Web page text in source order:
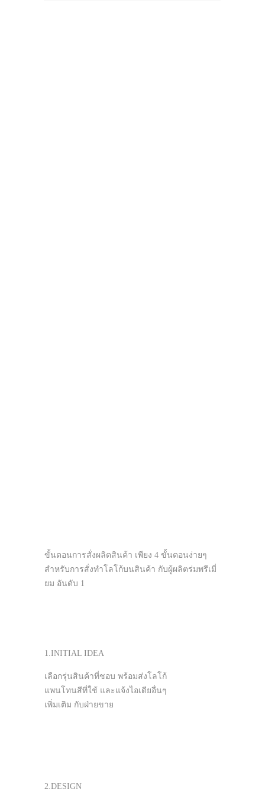
ขั้นตอนการสั่งผลิตสินค้า เพียง 4 ขั้นตอนง่ายๆ
สำหรับการสั่งทำโลโก้บนสินค้า กับผู้ผลิตร่มพรีเมี่
ยม อันดับ 1
1.INITIAL IDEA
เลือกรุ่นสินค้าที่ชอบ พร้อมส่งโลโก้
แพนโทนสีที่ใช้ และแจ้งไอเดียอื่นๆ
เพิ่มเติม กับฝ่ายขาย
2.DESIGN